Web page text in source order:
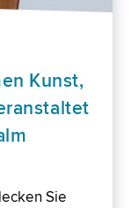
Kunst,
Sie